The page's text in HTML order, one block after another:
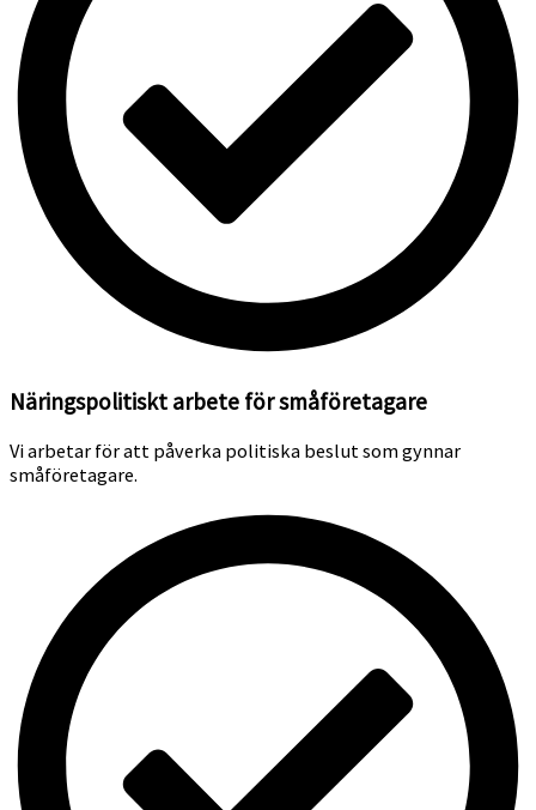
Näringspolitiskt arbete för småföretagare
Vi arbetar för att påverka politiska beslut som gynnar
småföretagare.